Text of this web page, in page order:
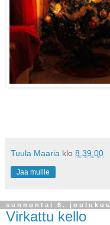
Tuula Maaria klo 8.39.00
Jaa muille
sunnuntai 6.
Virkattu kello